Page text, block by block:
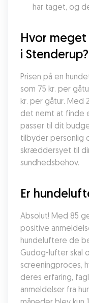
har taget, og
Hvor
i Stenderup?
Prisen på en
som 75 kr. per
kr. per gåtur. Med
det nemt at finde
passer til dit
tilbyder personlig
skræddersyet til
sundhedsbehov.
Er
Absolut! Med 85
positive
hundeluftere de
Gudog-lufter skal
screeningproces,
deres erfaring,
anmeldelser fra